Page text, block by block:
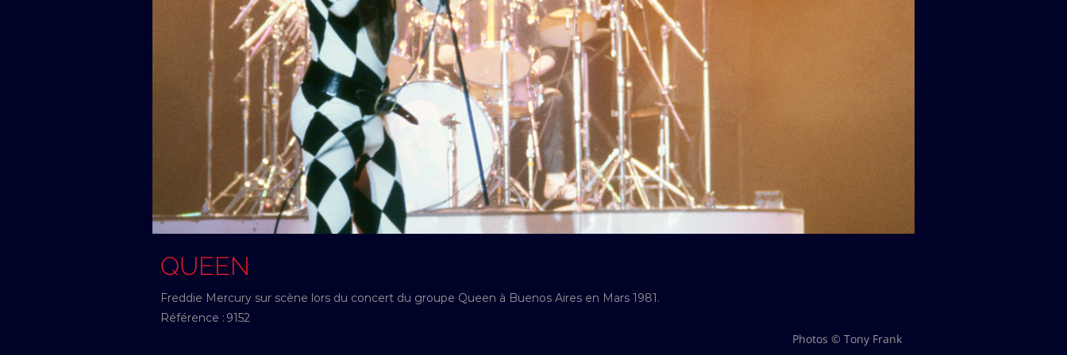
QUEEN
Freddie Mercury sur scène lors du concert du groupe Queen à Buenos Aires en Mars 1981.
Référence : 9152
Photos © Tony Frank